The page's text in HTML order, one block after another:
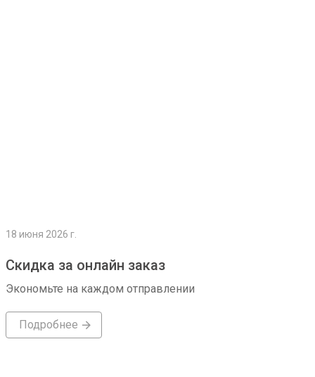
18 июня 2026 г.
Скидка за онлайн заказ
Экономьте на каждом отправлении
Подробнее